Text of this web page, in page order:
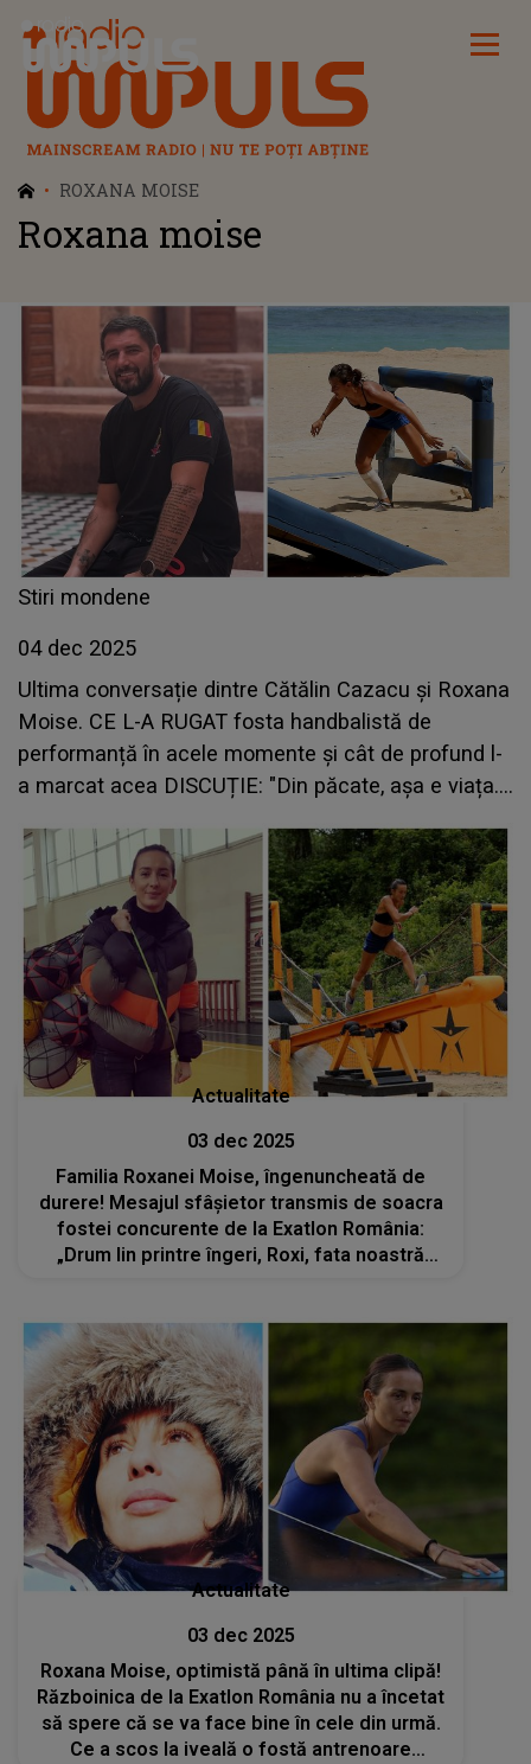
Radio Impuls
ROXANA MOISE
Roxana moise
Stiri mondene
04 dec 2025
Ultima conversație dintre Cătălin Cazacu și Roxana
Moise. CE L-A RUGAT fosta handbalistă de
performanță în acele momente și cât de profund l-
a marcat acea DISCUȚIE: "Din păcate, așa e viața.
Actualitate
03 dec 2025
Familia Roxanei Moise, îngenuncheată de
durere! Mesajul sfâșietor transmis de soacra
fostei concurente de la Exatlon România:
„Drum lin printre îngeri, Roxi, fata noastră
Actualitate
03 dec 2025
Roxana Moise, optimistă până în ultima clipă!
Războinica de la Exatlon România nu a încetat
să spere că se va face bine în cele din urmă.
Ce a scos la iveală o fostă antrenoare